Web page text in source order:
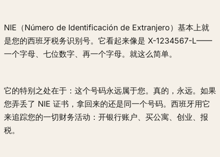
NIE（Número de Identificación de Extranjero）基本上就
是您的西班牙税务识别号。它看起来像是 X-1234567-L——
一个字母、七位数字、再一个字母。就这么简单。
它的特别之处在于：这个号码永远属于您。真的，永远。如果
您弄丢了 NIE 证书，拿回来的还是同一个号码。西班牙用它
来追踪您的一切财务活动：开银行账户、买公寓、创业、报
税。